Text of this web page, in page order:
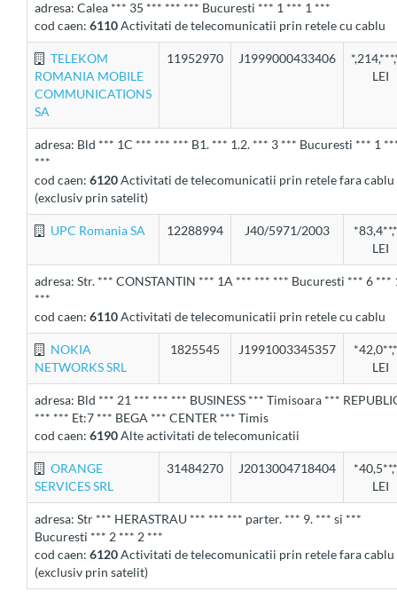
adresa: Calea *** 35 *** *** *** Bucuresti *** 1 *** 1 ***
cod caen: 6110Activitati de telecomunicatii prin retele cu cablu
TELEKOM
ROMANIA MOBILE
COMMUNICATIONS
SA
11952970 J1999000433406
LEI
adresa: Bld *** 1C *** *** *** B1. *** 1.2. *** 3 *** Bucuresti *** 1
***
cod caen: 6120Activitati de telecomunicatii prin retele fara cablu
(exclusiv prin satelit)
UPC Romania SA 12288994 J40/5971/2003
LEI
adresa: Str. *** CONSTANTIN *** 1A *** *** *** Bucuresti *** 6 ***
***
cod caen: 6110Activitati de telecomunicatii prin retele cu cablu
NOKIA
NETWORKS SRL
1825545 J1991003345357
LEI
adresa: Bld *** 21 *** *** *** BUSINESS *** Timisoara ***
*** *** Et:7 *** BEGA *** CENTER *** Timis
cod caen: 6190Alte activitati de telecomunicatii
ORANGE
SERVICES SRL
31484270 J2013004718404
LEI
adresa: Str *** HERASTRAU *** *** *** parter. *** 9. *** si ***
Bucuresti *** 2 *** 2 ***
cod caen: 6120Activitati de telecomunicatii prin retele fara cablu
(exclusiv prin satelit)